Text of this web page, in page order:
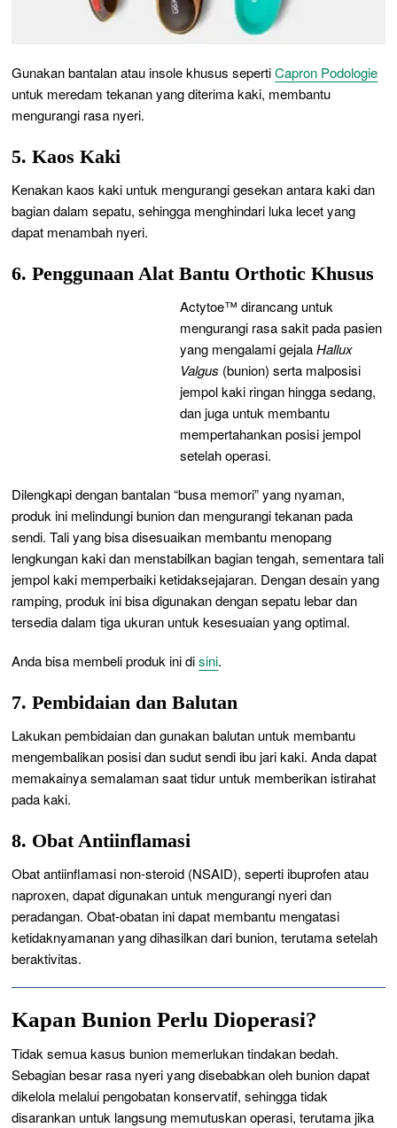
Gunakan bantalan atau insole khusus sepertiCapron Podologie
untuk meredam tekanan yang diterima kaki, membantu
mengurangi rasa nyeri.
5. Kaos Kaki
Kenakan kaos kaki untuk mengurangi gesekan antara kaki dan
bagian dalam sepatu, sehingga menghindari luka lecet yang
dapat menambah nyeri.
6. Penggunaan Alat Bantu Orthotic Khusus
Actytoe™ dirancang untuk
mengurangi rasa sakit pada pasien
yang mengalami gejalaHallux
Valgus (bunion) serta malposisi
jempol kaki ringan hingga sedang,
dan juga untuk membantu
mempertahankan posisi jempol
setelah operasi.
Dilengkapi dengan bantalan “busa memori” yang nyaman,
produk ini melindungi bunion dan mengurangi tekanan pada
sendi. Tali yang bisa disesuaikan membantu menopang
lengkungan kaki dan menstabilkan bagian tengah, sementara tali
jempol kaki memperbaiki ketidaksejajaran. Dengan desain yang
ramping, produk ini bisa digunakan dengan sepatu lebar dan
tersedia dalam tiga ukuran untuk kesesuaian yang optimal.
Anda bisa membeli produk ini disini.
7. Pembidaian dan Balutan
Lakukan pembidaian dan gunakan balutan untuk membantu
mengembalikan posisi dan sudut sendi ibu jari kaki. Anda dapat
memakainya semalaman saat tidur untuk memberikan istirahat
pada kaki.
8. Obat Antiinflamasi
Obat antiinflamasi non-steroid (NSAID), seperti ibuprofen atau
naproxen, dapat digunakan untuk mengurangi nyeri dan
peradangan. Obat-obatan ini dapat membantu mengatasi
ketidaknyamanan yang dihasilkan dari bunion, terutama setelah
beraktivitas.
Kapan Bunion Perlu Dioperasi?
Tidak semua kasus bunion memerlukan tindakan bedah.
Sebagian besar rasa nyeri yang disebabkan oleh bunion dapat
dikelola melalui pengobatan konservatif, sehingga tidak
disarankan untuk langsung memutuskan operasi, terutama jika